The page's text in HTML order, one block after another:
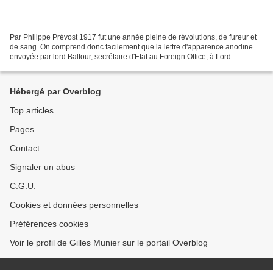
Par Philippe Prévost 1917 fut une année pleine de révolutions, de fureur et
de sang. On comprend donc facilement que la lettre d'apparence anodine
envoyée par lord Balfour, secrétaire d'Etat au Foreign Office, à Lord
Hébergé par Overblog
Top articles
Pages
Contact
Signaler un abus
C.G.U.
Cookies et données personnelles
Préférences cookies
Voir le profil de Gilles Munier sur le portail Overblog